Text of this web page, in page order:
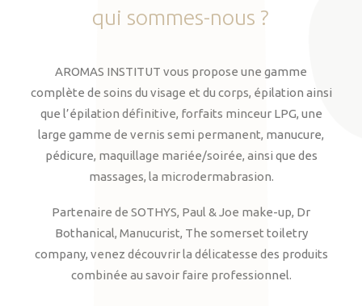
qui sommes-nous ?
AROMAS INSTITUT vous propose une gamme
complète de soins du visage et du corps, épilation ainsi
que l’épilation définitive, forfaits minceur LPG, une
large gamme de vernis semi permanent, manucure,
pédicure, maquillage mariée/soirée, ainsi que des
massages, la microdermabrasion.
Partenaire de SOTHYS, Paul & Joe make-up, Dr
Bothanical, Manucurist, The somerset toiletry
company, venez découvrir la délicatesse des produits
combinée au savoir faire professionnel.